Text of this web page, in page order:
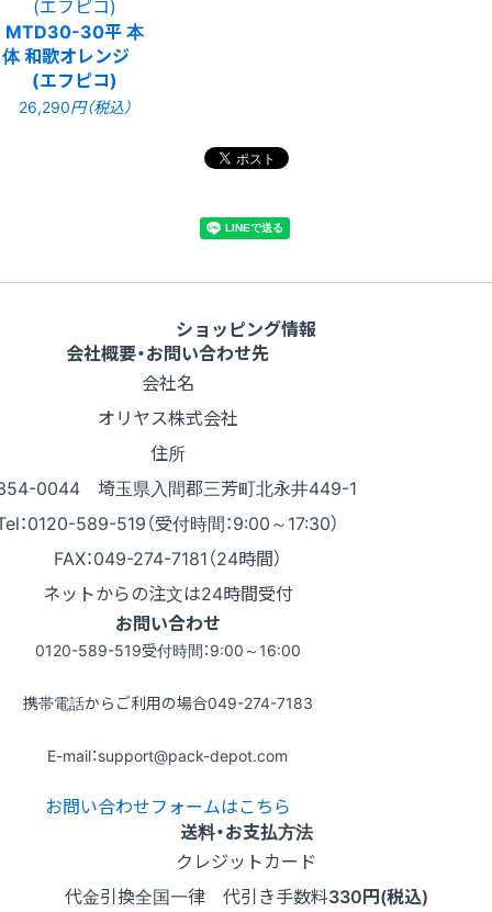
MTD30-30平 本
体 和歌オレンジ
(エフピコ)
26,290円（税込）
ショッピング情報
会社概要・お問い合わせ先
会社名
オリヤス株式会社
住所
0044 埼玉県入間郡三芳町北永井449-1
：0120-589-519（受付時間：9:00～17:30）
FAX：049-274-7181（24時間）
ネットからの注文は24時間受付
お問い合わせ
0120-589-519受付時間：9:00～16:00
携帯電話からご利用の場合049-274-7183
E-mail：support@pack-depot.com
お問い合わせフォームはこちら
送料・お支払方法
クレジットカード
代金引換全国一律 代引き手数料330円(税込)